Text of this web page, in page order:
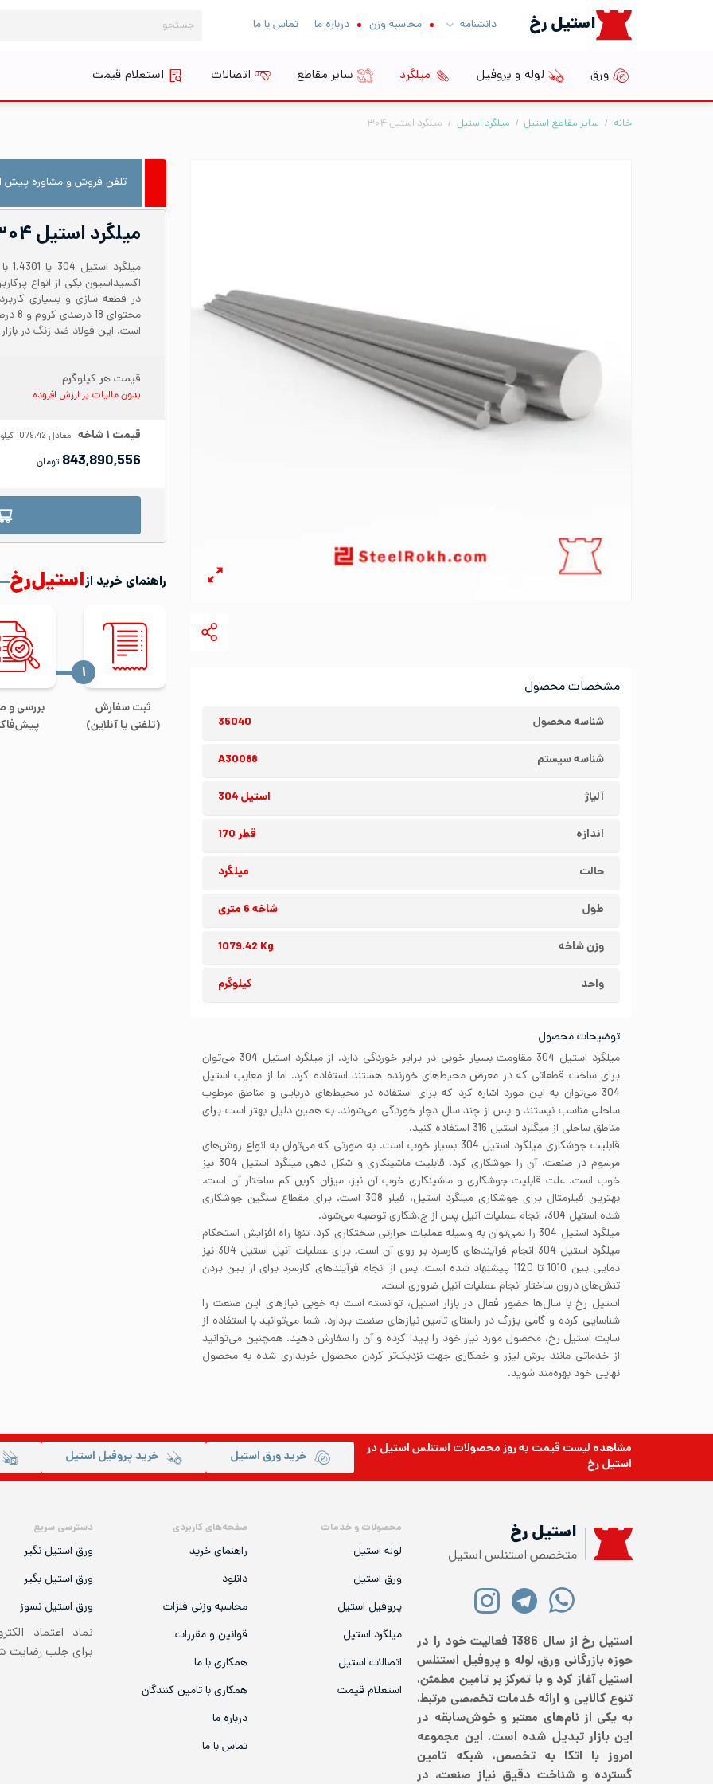
استیل رخ دانشنامه محاسبه وزن درباره ما تماس با ما
برای:
ورق لوله و پروفیل میلگرد سایر مقاطع اتصالات استعلام قیمت
خانه / سایر مقاطع استیل / میلگرد استیل / میلگرد استیل ۳۰۴
مشخصات محصول
شناسه محصول 35040
شناسه سیستم A30088
آلیاژ استیل 304
اندازه قطر 170
حالت میلگرد
طول شاخه 6 متری
وزن شاخه 1079.42 Kg
واحد کیلوگرم
توضیحات محصول
میلگرد استیل 304 مقاومت بسیار خوبی در برابر خوردگی دارد. از میلگرد استیل 304 می‌توان
برای ساخت قطعاتی که در معرض محیط‌های خورنده هستند استفاده کرد. اما از معایب استیل
304 می‌توان به این مورد اشاره کرد که برای استفاده در محیط‌های دریایی و مناطق مرطوب
ساحلی مناسب نیستند و پس از چند سال دچار خوردگی می‌شوند. به همین دلیل بهتر است برای
مناطق ساحلی از میگلرد استیل 316 استفاده کنید.
قابلیت جوشکاری میلگرد استیل 304 بسیار خوب است. به صورتی که می‌توان به انواع روش‌های
مرسوم در صنعت، آن را جوشکاری کرد. قابلیت ماشینکاری و شکل دهی میلگرد استیل 304 نیز
خوب است. علت قابلیت جوشکاری و ماشینکاری خوب آن نیز، میزان کربن کم ساختار آن است.
بهترین فیلرمتال برای جوشکاری میلگرد استیل، فیلر 308 است. برای مقطاع سنگین جوشکاری
شده استیل 304، انجام عملیات آنیل پس از ج.شکاری توصیه می‌شود.
میلگرد استیل 304 را نمی‌توان به وسیله عملیات حرارتی سختکاری کرد. تنها راه افزایش استحکام
میلگرد استیل 304 انجام فرآیندهای کارسرد بر روی آن است. برای عملیات آنیل استیل 304 نیز
دمایی بین 1010 تا 1120 پیشنهاد شده است. پس از انجام فرآیندهای کارسرد برای از بین بردن
تنش‌های درون ساختار انجام عملیات آنیل ضروری است.
استیل رخ با سال‌ها حضور فعال در بازار استیل، توانسته است به خوبی نیاز‌های این صنعت را
شناسایی کرده و گامی بزرگ در راستای تامین نیاز‌های صنعت بردارد. شما می‌توانید با استفاده از
سایت استیل رخ، محصول مورد نیاز خود را پیدا کرده و آن‌ را سفارش دهید. همچنین می‌توانید
از خدماتی مانند برش لیزر و خمکاری جهت نزدیک‌تر کردن محصول خریداری شده به محصول
نهایی خود بهره‌مند شوید.
تلفن فروش و مشاوره پیش
میلگرد استیل ۳۰۴ قطر ۱۷۰
است. این فولاد ضد زنگ در بازار با نام
قیمت هر کیلوگرم
بدون مالیات بر ارزش افزوده
قیمت ۱شاخه معادل1079.42
843,890,556 تومان
راهنمای خرید ازاستیل‌رخ
ثبت سفارش
(تلفنی یا آنلاین)
‍۱
بررسی و
مشاهده لیست قیمت به روزمحصولات استنلس استیلدر
استیل رخ
خرید ورق استیل خرید پروفیل استیل
استیل رخ
متخصص استنلس استیل
استیل رخ از سال 1386 فعالیت خود را در
حوزه بازرگانی ورق، لوله و پروفیل استنلس
استیل آغاز کرد و با تمرکز بر تامین مطمئن،
تنوع کالایی و ارائه خدمات تخصصی مرتبط،
به یکی از نام‌های معتبر و خوش‌سابقه در
این بازار تبدیل شده است. این مجموعه
امروز با اتکا به تخصص، شبکه تامین
گسترده و شناخت دقیق نیاز صنعت، در
محصولات و خدمات
لوله استیل
ورق استیل
پروفیل استیل
میلگرد استیل
اتصالات استیل
استعلام قیمت
صفحه‌های کاربردی
راهنمای خرید
دانلود
محاسبه وزنی فلزات
قوانین و مقررات
همکاری با ما
همکاری با تامین کنندگان
درباره ما
تماس با ما
دسترسی سریع
ورق استیل نگیر
ورق استیل بگیر
ورق استیل نسوز
نماد اعتماد
برای جلب